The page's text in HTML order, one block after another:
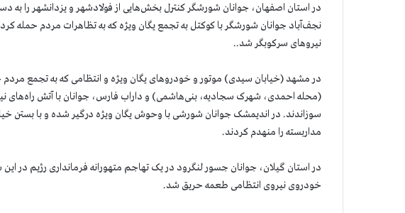
در استان اصفهان، جوانان شورشگر کنترل بخش‌هایی از فولادشهر و یزدانشهر را به
نجف‌آباد جوانان شورشگر با کوکتل به تجمع یگان ویژه که به تظاهرات مردم حمله
نیروهای سرکوبگر شد..
در مشهد (خیابان سیدی) موتور و خودروهای یگان ویژه و انتظامی که به تجمع
(محله احمدی، شهرک سجادیه، بنی‌هاشمی) و داراب فارس، جوانان با آتش راه‌های
سوزاندند. در اندیمشک جوانان شورشی با وحوش یگان ویژه درگیر شده و با بستن
مداربسته را منهدم کردند.
در استان گیلان، جوانان جسور لنگرود در یک تهاجم متهورانه فرمانداری رژیم در این
خودروی نیروی انتظامی طعمه حریق شد.